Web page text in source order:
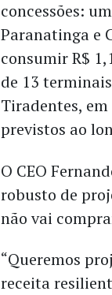
concessões:
Paranatinga e
consumir R$
de 13
Tiradentes, em
previstos ao
O CEO
robusto de
não vai
“Queremos
receita